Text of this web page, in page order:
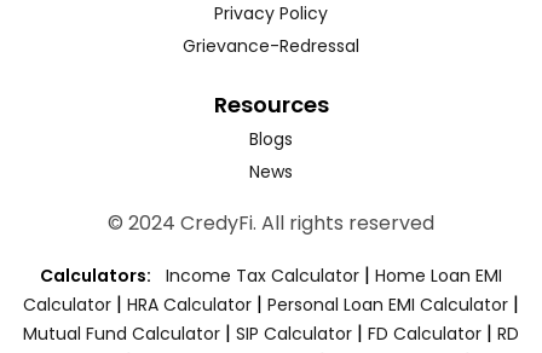
Privacy Policy
Grievance-Redressal
Resources
Blogs
News
© 2024 CredyFi. All rights reserved
Calculators: Income Tax Calculator | Home Loan EMI
Calculator | HRA Calculator | Personal Loan EMI Calculator |
Mutual Fund Calculator | SIP Calculator | FD Calculator | RD